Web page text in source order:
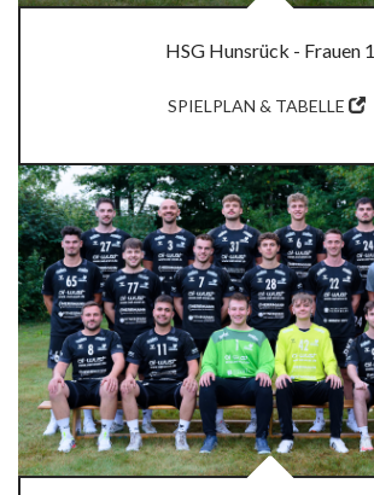
HSG Hunsrück - Frauen 1
SPIELPLAN & TABELLE